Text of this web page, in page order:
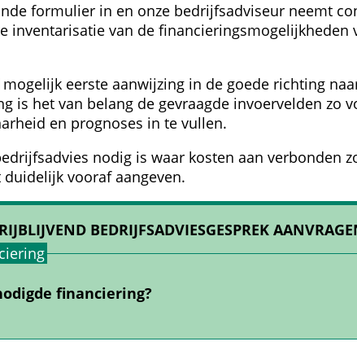
formulier in en onze bedrijfsadviseur neemt
inventarisatie van de financieringsmogelijkheden
eerste aanwijzing in de goede richting
is het van belang de gevraagde invoervelden zo
en prognoses in te vullen.
nodig is waar kosten aan verbonden
vooraf aangeven.
BEDRIJFSADVIESGESPREK
financiering?